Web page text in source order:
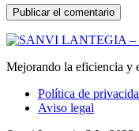
Mejorando la eficiencia y
Política de
Aviso legal